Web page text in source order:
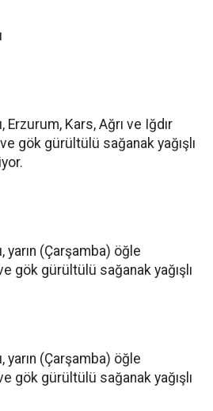
Kars, Ağrı ve Iğdır
gök gürültülü sağanak yağışlı
yarın (Çarşamba) öğle
gök gürültülü sağanak yağışlı
yarın (Çarşamba) öğle
gök gürültülü sağanak yağışlı